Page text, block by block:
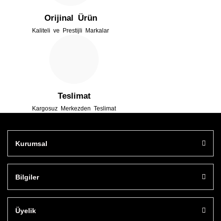
Orijinal Ürün
Kaliteli ve Prestijli Markalar
Teslimat
Kargosuz Merkezden Teslimat
Kurumsal
Bilgiler
Üyelik